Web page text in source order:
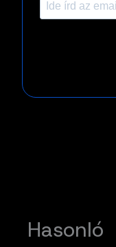
Hasonló